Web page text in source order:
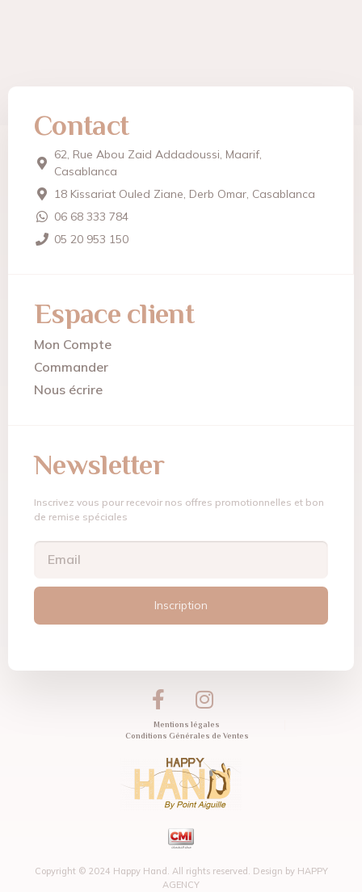
Contact
62, Rue Abou Zaid Addadoussi, Maarif,
Casablanca
18 Kissariat Ouled Ziane, Derb Omar, Casablanca
06 68 333 784
05 20 953 150
Espace client
Mon Compte
Commander
Nous écrire
Newsletter
Inscrivez vous pour recevoir nos offres promotionnelles et bon
de remise spéciales
Inscription
Mentions légales
Conditions Générales de Ventes
Copyright © 2024 Happy Hand. All rights reserved. Design by HAPPY
AGENCY